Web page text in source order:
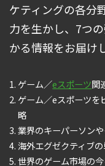
ケティングの各分
力を生かし、7つ
かる情報をお届け
ゲーム／eスポーツ関
ゲーム／eスポーツを
略
業界のキーパーソン
海外エグゼクティブ
世界のゲーム市場の